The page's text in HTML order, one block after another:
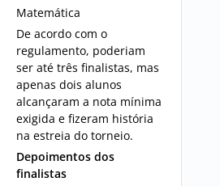
Matemática
De acordo com o
regulamento, poderiam
ser até três finalistas, mas
apenas dois alunos
alcançaram a nota mínima
exigida e fizeram história
na estreia do torneio.
Depoimentos dos
finalistas